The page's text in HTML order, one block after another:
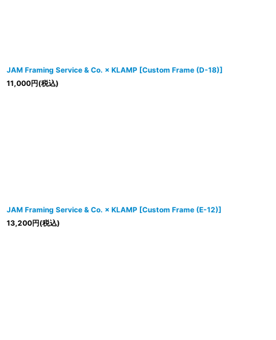
JAM Framing Service & Co. × KLAMP [Custom Frame (D-18)]
11,000円(税込)
JAM Framing Service & Co. × KLAMP [Custom Frame (E-12)]
13,200円(税込)